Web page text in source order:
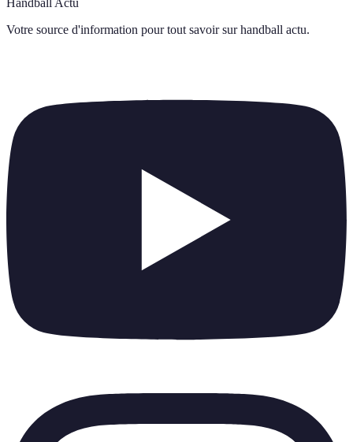
Handball Actu
Votre source d'information pour tout savoir sur handball actu.